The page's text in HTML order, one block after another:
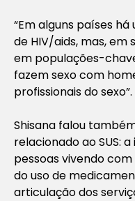
“Em alguns países
de HIV/aids, mas, em
em populações-
fazem sexo com
profissionais do sexo”.
Shisana falou
relacionado ao SUS:
pessoas vivendo
do uso de
articulação dos